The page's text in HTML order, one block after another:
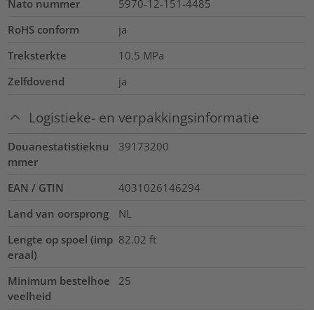
Nato nummer
5970-12-151-4485
RoHS conform
ja
Treksterkte
10.5 MPa
Zelfdovend
ja
Logistieke- en verpakkingsinformatie
Douanestatistieknu
mmer
39173200
EAN / GTIN
4031026146294
Land van oorsprong
NL
Lengte op spoel (imp
eraal)
82.02 ft
Minimum bestelhoe
veelheid
25